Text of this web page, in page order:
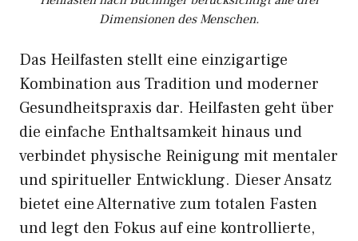
Dimensionen des Menschen.
Das Heilfasten stellt eine einzigartige
Kombination aus Tradition und moderner
Gesundheitspraxis dar. Heilfasten geht über
die einfache Enthaltsamkeit hinaus und
verbindet physische Reinigung mit mentaler
und spiritueller Entwicklung. Dieser Ansatz
bietet eine Alternative zum totalen Fasten
und legt den Fokus auf eine kontrollierte,